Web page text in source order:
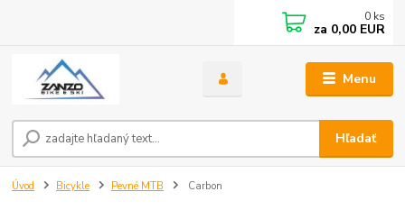
Menu
Hľadať
0 ks
za 0,00 EUR
Úvod Bicykle Pevné MTB Carbon